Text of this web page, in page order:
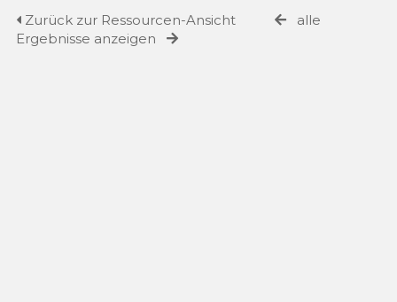
Zurück zur Ressourcen-Ansicht
alle
Ergebnisse anzeigen